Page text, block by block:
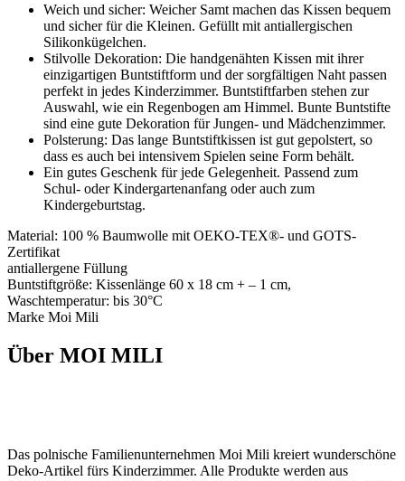
Weich und sicher: Weicher Samt machen das Kissen bequem
und sicher für die Kleinen. Gefüllt mit antiallergischen
Silikonkügelchen.
Stilvolle Dekoration: Die handgenähten Kissen mit ihrer
einzigartigen Buntstiftform und der sorgfältigen Naht passen
perfekt in jedes Kinderzimmer. Buntstiftfarben stehen zur
Auswahl, wie ein Regenbogen am Himmel. Bunte Buntstifte
sind eine gute Dekoration für Jungen- und Mädchenzimmer.
Polsterung: Das lange Buntstiftkissen ist gut gepolstert, so
dass es auch bei intensivem Spielen seine Form behält.
Ein gutes Geschenk für jede Gelegenheit. Passend zum
Schul- oder Kindergartenanfang oder auch zum
Kindergeburtstag.
Material: 100 % Baumwolle mit OEKO-TEX®- und GOTS-
Zertifikat
antiallergene Füllung
Buntstiftgröße: Kissenlänge 60 x 18 cm + – 1 cm,
Waschtemperatur: bis 30°C
Marke Moi Mili
Über MOI MILI
Das polnische Familienunternehmen Moi Mili kreiert wunderschöne
Deko-Artikel fürs Kinderzimmer. Alle Produkte werden aus